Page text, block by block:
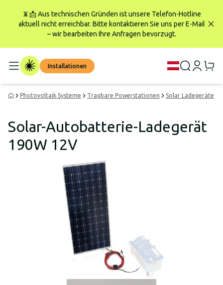
📵📩 Aus technischen Gründen ist unsere Telefon-Hotline
aktuell nicht erreichbar. Bitte kontaktieren Sie uns per E-Mail
– wir bearbeiten Ihre Anfragen bevorzugt.
Installationen
Photovoltaik Systeme Tragbare Powerstationen Solar Ladegeräte
Solar-Autobatterie-Ladegerät
190W 12V